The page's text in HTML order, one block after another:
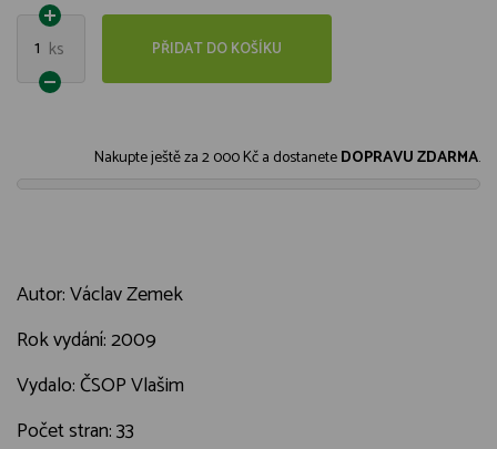
1 ks PŘIDAT DO KOŠÍKU
Nakupte ještě za2 000 Kča dostaneteDOPRAVU ZDARMA.
Autor: Václav Zemek
Rok vydání: 2009
Vydalo: ČSOP Vlašim
Počet stran: 33